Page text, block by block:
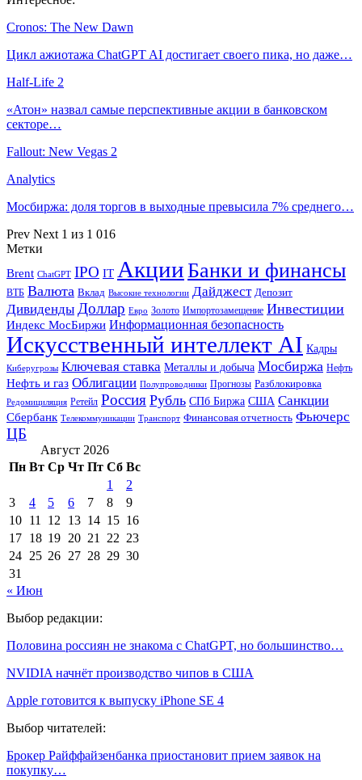
Cronos: The New Dawn
Цикл ажиотажа ChatGPT AI достигает своего пика, но даже…
Half-Life 2
«Атон» назвал самые перспективные акции в банковском
секторе…
Fallout: New Vegas 2
Analytics
Мосбиржа: доля торгов в выходные превысила 7% среднего…
Prev Next 1 из 1 016
Метки
Brent ChatGPT IPO IT АкцииБанки и финансы
ВТБ Валюта Вклад Высокие технологии Дайджест Депозит
Дивиденды Доллар Евро Золото Импортозамещение Инвестиции
Индекс МосБиржи Информационная безопасность
Искусственный интеллект AI Кадры
Киберугрозы Ключевая ставка Металлы и добыча Мосбиржа Нефть
Нефть и газ Облигации Полупроводники Прогнозы Разблокировка
Редомициляция Ретейл Россия Рубль СПб Биржа США Санкции
Сбербанк Телекоммуникации Транспорт Финансовая отчетность Фьючерс
ЦБ
Август 2026
Пн Вт Ср Чт Пт Сб Вс
1
2
3
4 5 6 7 8
9
10 11 12 13 14 15 16
17 18 19 20 21 22 23
24 25 26 27 28 29 30
31
« Июн
Выбор редакции:
Половина россиян не знакома с ChatGPT, но большинство…
NVIDIA начнёт производство чипов в США
Apple готовится к выпуску iPhone SE 4
Выбор читателей:
Брокер Райффайзенбанка приостановит прием заявок на
покупку…